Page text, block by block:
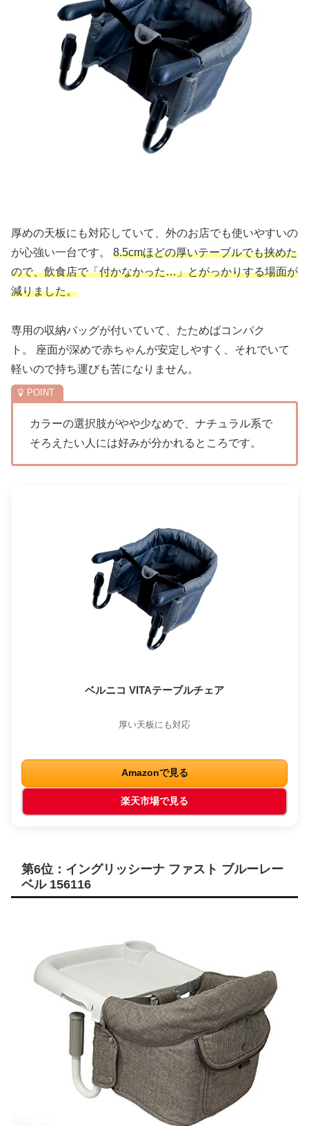
厚めの天板にも対応していて、外のお店でも使いやすいの
が心強い一台です。 8.5cmほどの厚いテーブルでも挟めた
ので、飲食店で「付かなかった…」とがっかりする場面が
減りました。
専用の収納バッグが付いていて、たためばコンパク
ト。 座面が深めで赤ちゃんが安定しやすく、それでいて
軽いので持ち運びも苦になりません。
カラーの選択肢がやや少なめで、ナチュラル系で
そろえたい人には好みが分かれるところです。
ベルニコ VITAテーブルチェア
厚い天板にも対応
Amazonで見る
楽天市場で見る
第6位：イングリッシーナ ファスト ブルーレー
ベル 156116